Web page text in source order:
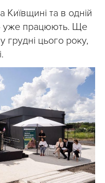
та в одній
уже працюють. Ще
грудні цього року,